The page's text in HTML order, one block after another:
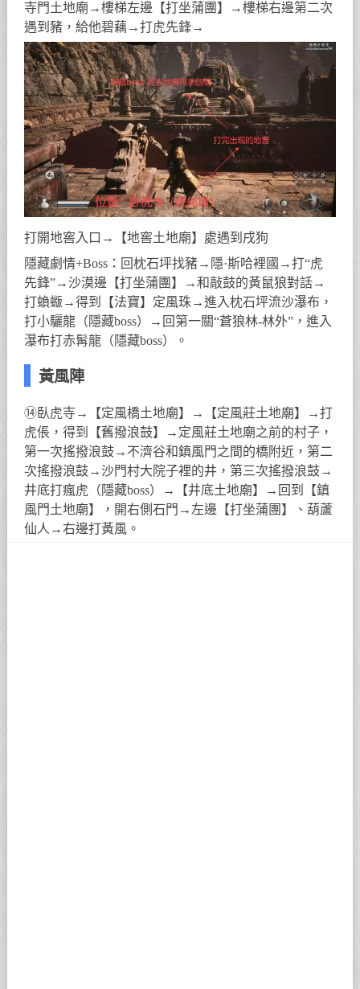
寺門土地廟→樓梯左邊【打坐蒲團】→樓梯右邊第二次
遇到豬，給他碧藕→打虎先鋒→
打開地窖入口→【地窖土地廟】處遇到戌狗
隱藏劇情+Boss：回枕石坪找豬→隱·斯哈裡國→打“虎
先鋒”→沙漠邊【打坐蒲團】→和敲鼓的黃鼠狼對話→
打蝜蝂→得到【法寶】定風珠→進入枕石坪流沙瀑布，
打小驪龍（隱藏boss）→回第一關“蒼狼林-林外”，進入
瀑布打赤髯龍（隱藏boss）。
黃風陣
⑭臥虎寺→【定風橋土地廟】→【定風莊土地廟】→打
虎倀，得到【舊撥浪鼓】→定風莊土地廟之前的村子，
第一次搖撥浪鼓→不濟谷和鎮風門之間的橋附近，第二
次搖撥浪鼓→沙門村大院子裡的井，第三次搖撥浪鼓→
井底打瘋虎（隱藏boss）→【井底土地廟】→回到【鎮
風門土地廟】，開右側石門→左邊【打坐蒲團】、葫蘆
仙人→右邊打黃風。